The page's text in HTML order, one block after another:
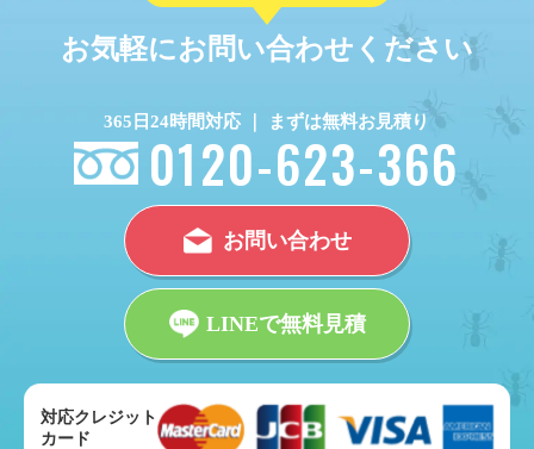
お気軽にお問い合わせください
365日24時間対応 ｜ まずは無料お見積り
0120-623-366
お問い合わせ
LINEで無料見積
対応クレジット
カード